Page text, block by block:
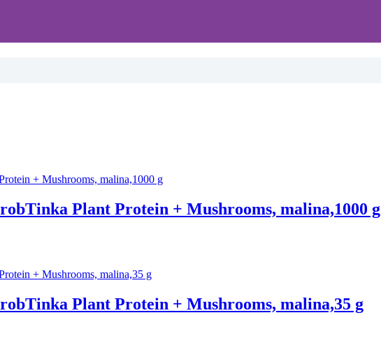
Plant Protein + Mushrooms, malina,1000 g
Plant Protein + Mushrooms, malina,35 g